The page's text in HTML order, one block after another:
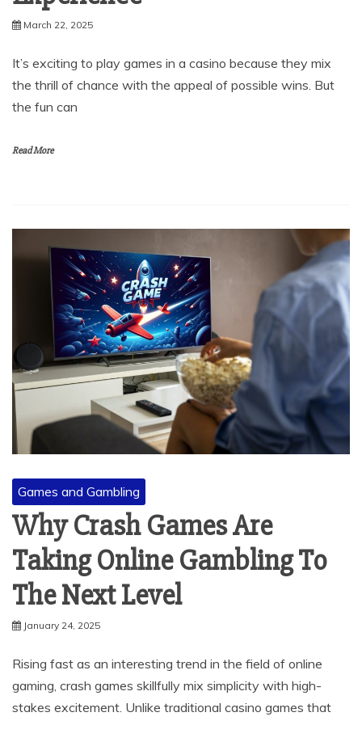
March 22, 2025
It’s exciting to play games in a casino because they mix
the thrill of chance with the appeal of possible wins. But
the fun can
Read More
Games and Gambling
Why Crash Games Are
Taking Online Gambling To
The Next Level
January 24, 2025
Rising fast as an interesting trend in the field of online
gaming, crash games skillfully mix simplicity with high-
stakes excitement. Unlike traditional casino games that